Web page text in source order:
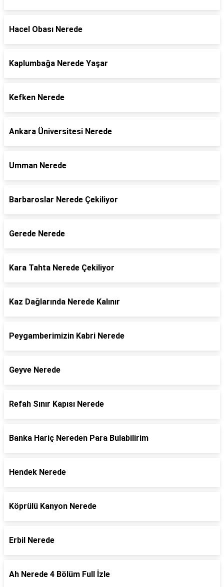
Hacel Obası Nerede
Kaplumbağa Nerede Yaşar
Kefken Nerede
Ankara Üniversitesi Nerede
Umman Nerede
Barbaroslar Nerede Çekiliyor
Gerede Nerede
Kara Tahta Nerede Çekiliyor
Kaz Dağlarında Nerede Kalınır
Peygamberimizin Kabri Nerede
Geyve Nerede
Refah Sınır Kapısı Nerede
Banka Hariç Nereden Para Bulabilirim
Hendek Nerede
Köprülü Kanyon Nerede
Erbil Nerede
Ah Nerede 4 Bölüm Full İzle